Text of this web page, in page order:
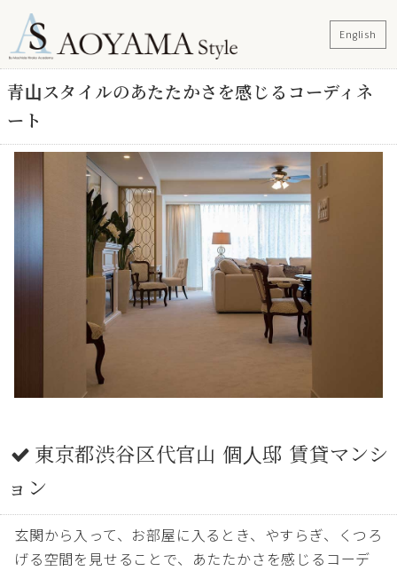
English
青山スタイルのあたたかさを感じるコーディネ
ート
東京都渋谷区代官山 個人邸 賃貸マンシ
ョン
玄関から入って、お部屋に入るとき、やすらぎ、くつろ
げる空間を見せることで、あたたかさを感じるコーデ